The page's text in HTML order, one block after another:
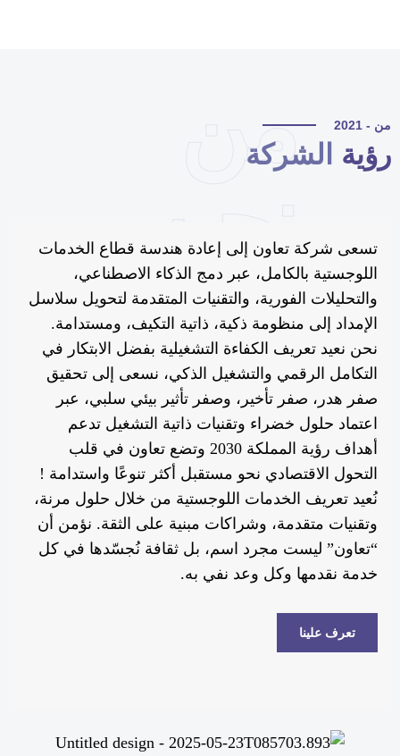
من
نحن
- 2021
الشركة
تسعى شركة تعاون إلى إعادة هندسة قطاع الخدمات
اللوجستية بالكامل، عبر دمج الذكاء الاصطناعي،
والتحليلات الفورية، والتقنيات المتقدمة لتحويل سلاسل
الإمداد إلى منظومة ذكية، ذاتية التكيف، ومستدامة.
نحن نعيد تعريف الكفاءة التشغيلية بفضل الابتكار في
التكامل الرقمي والتشغيل الذكي، نسعى إلى تحقيق
صفر هدر، صفر تأخير، وصفر تأثير بيئي سلبي، عبر
اعتماد حلول خضراء وتقنيات ذاتية التشغيل تدعم
أهداف رؤية المملكة 2030 وتضع تعاون في قلب
التحول الاقتصادي نحو مستقبل أكثر تنوعًا واستدامة !
نُعيد تعريف الخدمات اللوجستية من خلال حلول مرنة،
وتقنيات متقدمة، وشراكات مبنية على الثقة. نؤمن أن
“تعاون” ليست مجرد اسم، بل ثقافة نُجسّدها في كل
خدمة نقدمها وكل وعد نفي به.
تعرف علينا